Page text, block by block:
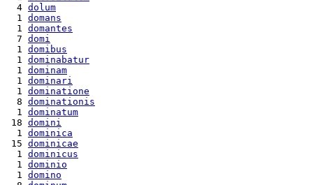
  4
dolum
  1
domans
  1
domantes
  7
domi
  1
domibus
  1
dominabatur
  1
dominam
  1
dominari
  1
dominatione
  8
dominationis
  1
dominatum
18 domini
  1
dominica
15 dominicae
  1
dominicus
  1
dominio
  1
domino